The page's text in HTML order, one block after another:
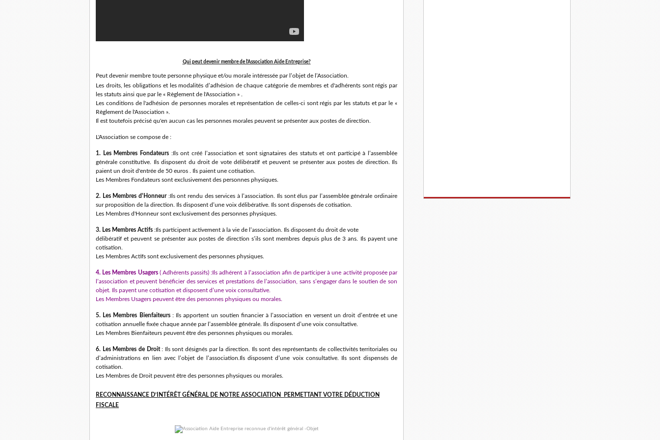
Qui peut devenir membre de l'Association Aide Entreprise?
Peut devenir membre toute personne physique et/ou morale intéressée par l’objet de l’Association.
Les droits, les obligations et les modalités d’adhésion de chaque catégorie de membres et d'adhérents sont régis par
les statuts ainsi que par le « Règlement de l'Association » .
Les conditions de l'adhésion de personnes morales et représentation de celles-ci sont régis par les statuts et par le «
Règlement de l'Association ».
Il est toutefois précisé qu'en aucun cas les personnes morales peuvent se présenter aux postes de direction.
L'Association se compose de :
1. Les Membres Fondateurs :Ils ont créé l’association et sont signataires des statuts et ont participé à l’assemblée
générale constitutive. Ils disposent du droit de vote délibératif et peuvent se présenter aux postes de direction. Ils
paient un droit d'entrée de 50 euros . Ils paient une cotisation.
Les Membres Fondateurs sont exclusivement des personnes physiques.
2. Les Membres d'Honneur:Ils ont rendu des services à l’association. Ils sont élus par l’assemblée générale ordinaire
sur proposition de la direction. Ils disposent d’une voix délibérative. Ils sont dispensés de cotisation.
Les Membres d'Honneur sont exclusivement des personnes physiques.
3. Les Membres Actifs :Ils participent activement à la vie de l’association. Ils disposent du droit de vote
délibératif et peuvent se présenter aux postes de direction s’ils sont membres depuis plus de 3 ans. Ils payent une
cotisation.
Les Membres Actifs sont exclusivement des personnes physiques.
4. Les Membres Usagers( Adhérents passifs) :Ils adhérent à l’association afin de participer à une activité proposée par
l’association et peuvent bénéficier des services et prestations de l’association, sans s’engager dans le soutien de son
objet. Ils payent une cotisation et disposent d’une voix consultative.
Les Membres Usagers peuvent être des personnes physiques ou morales.
5. Les Membres Bienfaiteurs : Ils apportent un soutien financier à l’association en versent un droit d’entrée et une
cotisation annuelle fixée chaque année par l’assemblée générale. Ils disposent d’une voix consultative.
Les Membres Bienfaiteurs peuvent être des personnes physiques ou morales.
6. Les Membres de Droit: Ils sont désignés par la direction. Ils sont des représentants de collectivités territoriales ou
d’administrations en lien avec l’objet de l’association.Ils disposent d’une voix consultative. Ils sont dispensés de
cotisation.
Les Membres de Droit peuvent être des personnes physiques ou morales.
RECONNAISSANCE D’INTÉRÊT GÉNÉRAL DE NOTRE ASSOCIATION PERMETTANT VOTRE DÉDUCTION
FISCALE